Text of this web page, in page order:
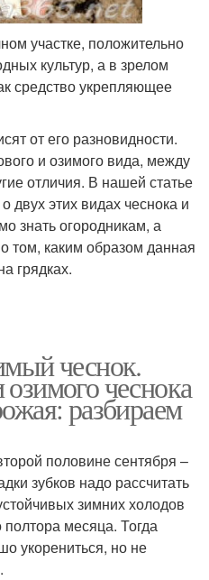
участке, положительно
культур, а в зрелом
средство укрепляющее
от его разновидности.
и озимого вида, между
отличия. В нашей статье
этих видах чеснока и
знать огородникам, а
том, каким образом данная
грядках.
чеснок.
чеснока
разбираем
половине сентября –
зубков надо рассчитать
зимних холодов
полтора месяца. Тогда
укорениться, но не